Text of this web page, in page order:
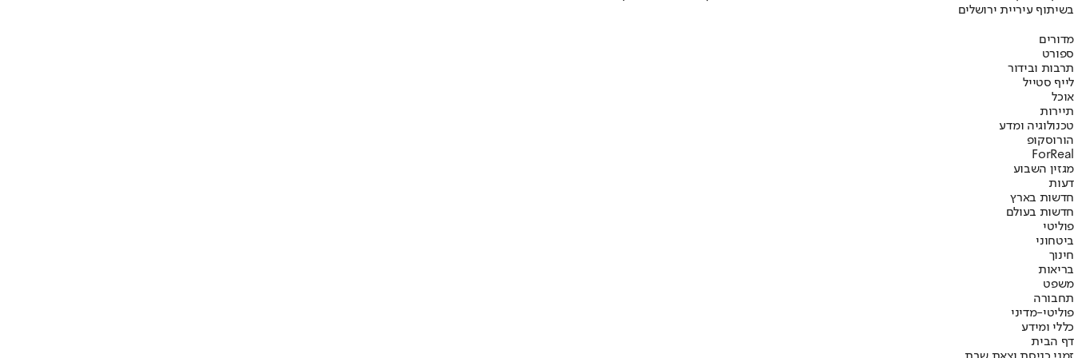
בשיתוף עיריית ירושלים
מדורים
ספורט
תרבות ובידור
לייף סטייל
אוכל
תיירות
טכנולוגיה ומדע
הורוסקופ
ForReal
מגזין השבוע
דעות
חדשות בארץ
חדשות בעולם
פוליטי
ביטחוני
חינוך
בריאות
משפט
תחבורה
פוליטי-מדיני
כללי ומידע
דף הבית